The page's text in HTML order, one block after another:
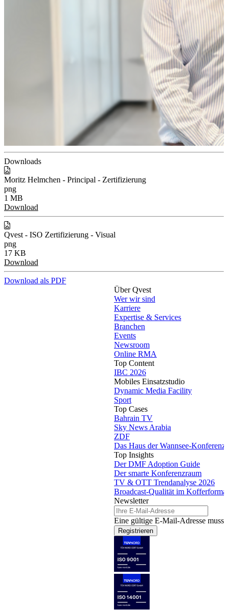
Downloads
Moritz Helmchen - Principal - Zertifizierung
png
1 MB
Download
Qvest - ISO Zertifizierung - Visual
png
17 KB
Download
Download als PDF
Über Qvest
Wer wir sind
Karriere
Expertise & Services
Branchen
Events
Newsroom
Online RMA
Top Content
IBC 2026
Mobiles Einsatzstudio
Dynamic Media Facility
Sport
Top Cases
Bahrain TV
Sky News Arabia
ZDF
Das Haus der Wannsee-Konferenz
Top Insights
Der DMF Adoption Guide
Der smarte Konferenzraum
TV & OTT Trendanalyse 2026
Broadcast-Qualität im Kofferformat
Newsletter
Eine gültige E-Mail-Adresse muss
Registrieren